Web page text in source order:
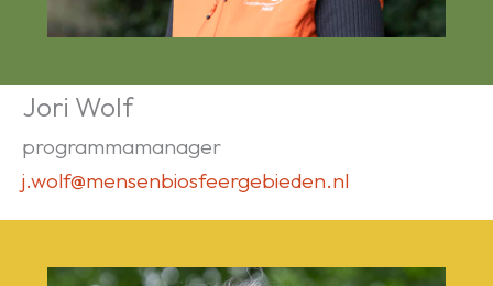
Jori Wolf
programmamanager
j.wolf@mensenbiosfeergebieden.nl